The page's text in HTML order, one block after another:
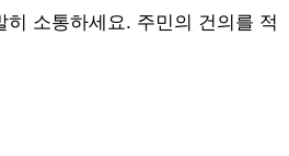
소통하세요. 주민의 건의를 적